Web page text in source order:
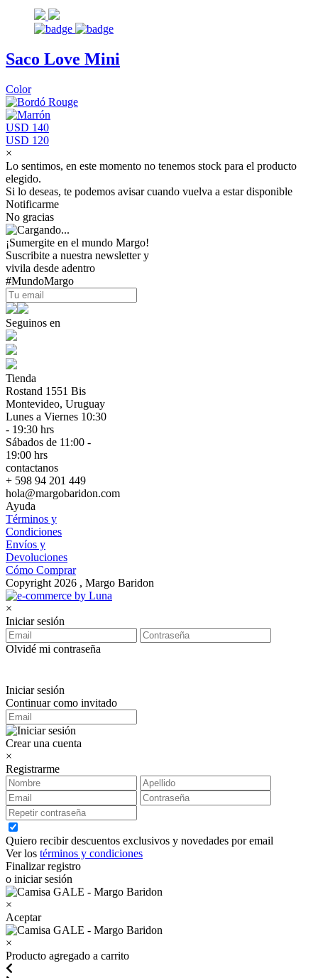
Saco Love Mini
Color
USD 140
USD 120
×
Lo sentimos, en este momento no tenemos stock para el producto
elegido.
Si lo deseas, te podemos avisar cuando vuelva a estar disponible
Notificarme
No gracias
¡Sumergite en el mundo Margo!
Suscribite a nuestra newsletter y
vivila desde adentro
#MundoMargo
Seguinos en
Tienda
Rostand 1551 Bis
Montevideo, Uruguay
Lunes a Viernes 10:30
- 19:30 hrs
Sábados de 11:00 -
19:00 hrs
contactanos
+ 598 94 201 449
hola@margobaridon.com
Ayuda
Términos y
Condiciones
Envíos y
Devoluciones
Cómo Comprar
Copyright 2026 , Margo Baridon
×
Iniciar sesión
Olvidé mi contraseña
Iniciar sesión
Continuar como invitado
Crear una cuenta
×
Registrarme
Quiero recibir descuentos exclusivos y novedades por email
Ver los términos y condiciones
Finalizar registro
o iniciar sesión
×
Aceptar
×
Producto agregado a carrito